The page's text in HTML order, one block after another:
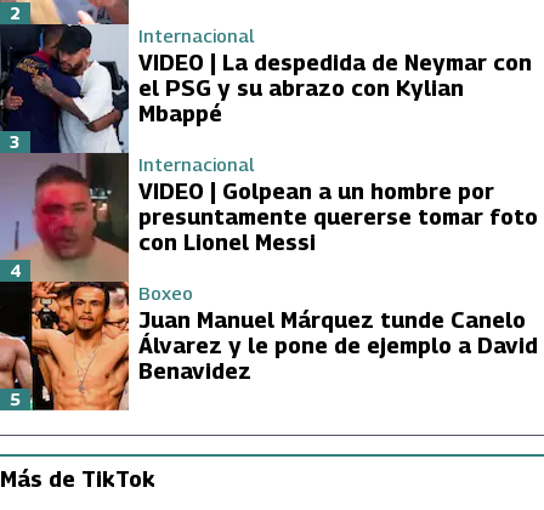
2
Internacional
VIDEO | La despedida de Neymar con
el PSG y su abrazo con Kylian
Mbappé
3
Internacional
VIDEO | Golpean a un hombre por
presuntamente quererse tomar foto
con Lionel Messi
4
Boxeo
Juan Manuel Márquez tunde Canelo
Álvarez y le pone de ejemplo a David
Benavidez
5
Más de TikTok